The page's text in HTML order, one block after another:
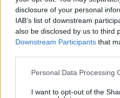
disclosure of your personal
IAB’s list of downstream
also be disclosed by us to third
Downstream Participants that
Please note that this website/
not limited to your visit or
Personal Data Processing
I want to opt-out of the
Ομπράντοβιτς και
09.08.2026, 18:32
αυτά τα προσβλητικά που λένε